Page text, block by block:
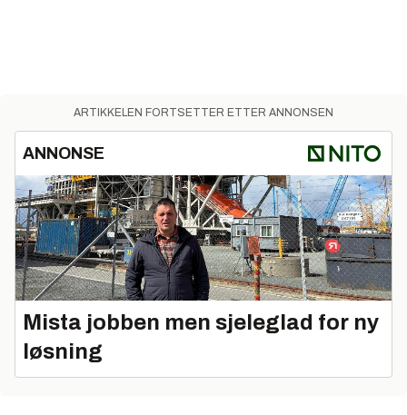
ARTIKKELEN FORTSETTER ETTER ANNONSEN
ANNONSE
Mista jobben men sjeleglad for ny
løsning